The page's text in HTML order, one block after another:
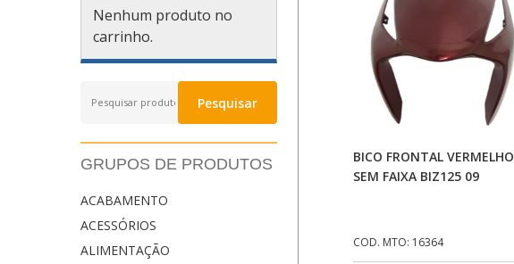
Nenhum produto no
carrinho.
por:
Pesquisar
GRUPOS DE PRODUTOS
ACABAMENTO
ACESSÓRIOS
ALIMENTAÇÃO
Adicionar Ao Carrinho
BICO FRONTAL VERMELHO
SEM FAIXA BIZ125 09
COD. MTO: 16364